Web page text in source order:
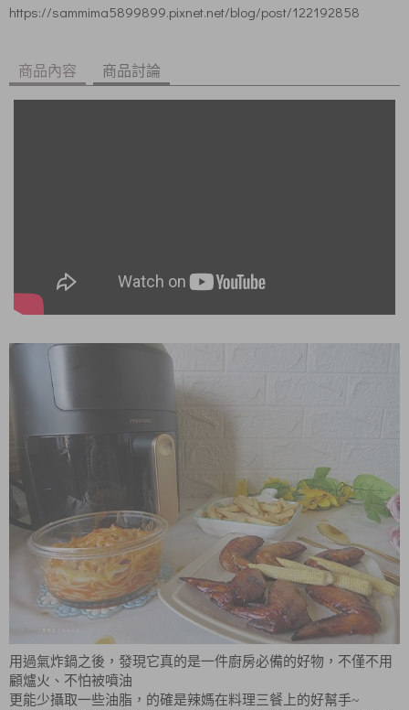
https://sammima5899899.pixnet.net/blog/post/122192858
商品內容 商品討論
用過氣炸鍋之後，發現它真的是一件廚房必備的好物，不僅不用
顧爐火、不怕被噴油
更能少攝取一些油脂，的確是辣媽在料理三餐上的好幫手~